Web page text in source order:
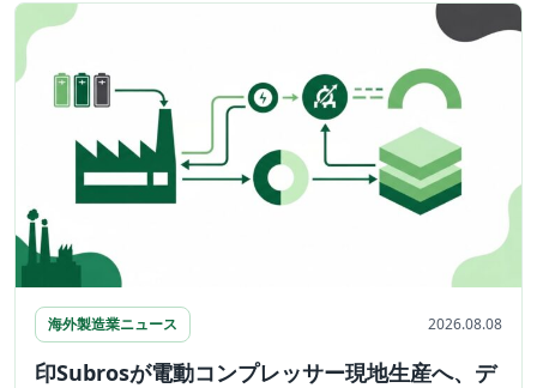
海外製造業ニュース 2026.08.08
印Subrosが電動コンプレッサー現地生産へ、デ